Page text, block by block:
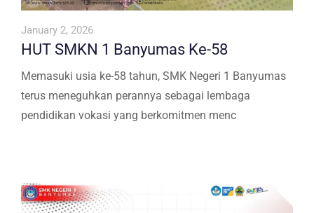
January 2, 2026
HUT SMKN 1 Banyumas Ke-58
Memasuki usia ke-58 tahun, SMK Negeri 1 Banyumas
terus meneguhkan perannya sebagai lembaga
pendidikan vokasi yang berkomitmen menc